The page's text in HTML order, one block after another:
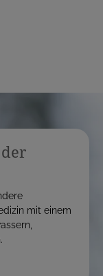
mit einem